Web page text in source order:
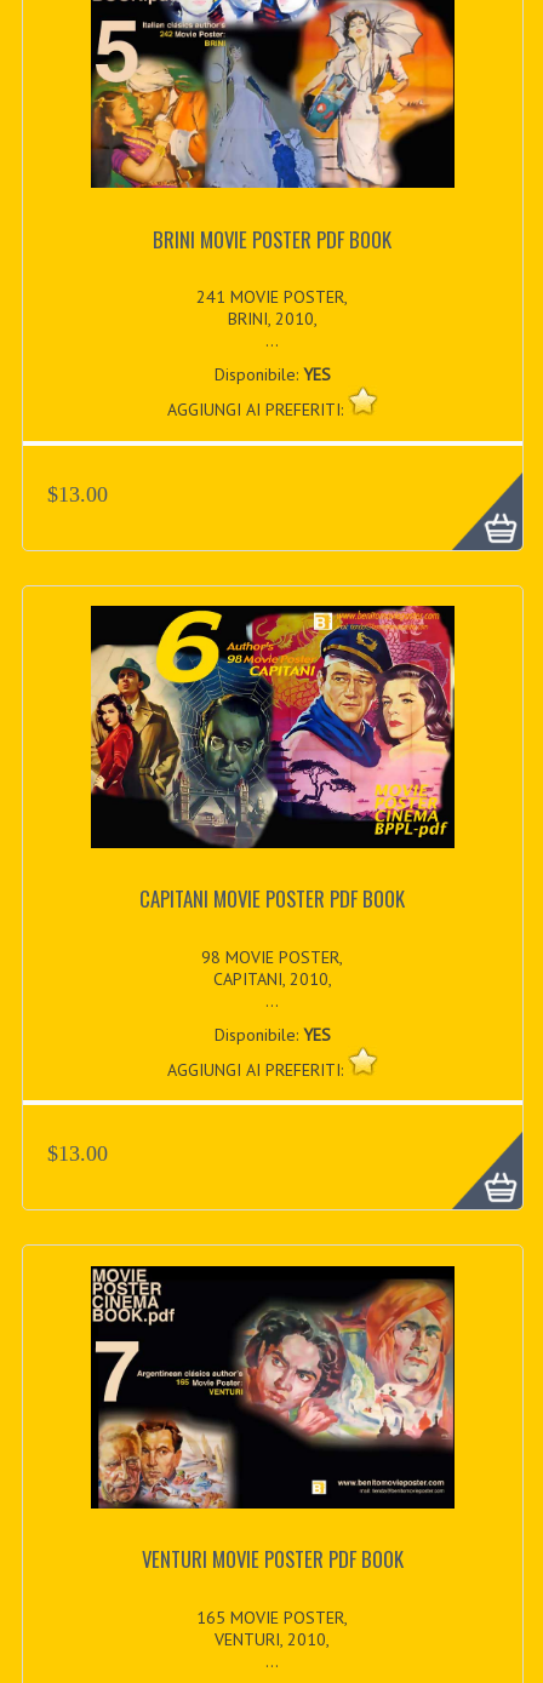
BRINI MOVIE POSTER PDF BOOK
241 MOVIE POSTER,
BRINI, 2010,
...
Disponibile: YES
AGGIUNGI AI PREFERITI:
$13.00
CAPITANI MOVIE POSTER PDF BOOK
98 MOVIE POSTER,
CAPITANI, 2010,
...
Disponibile: YES
AGGIUNGI AI PREFERITI:
$13.00
VENTURI MOVIE POSTER PDF BOOK
165 MOVIE POSTER,
VENTURI, 2010,
...